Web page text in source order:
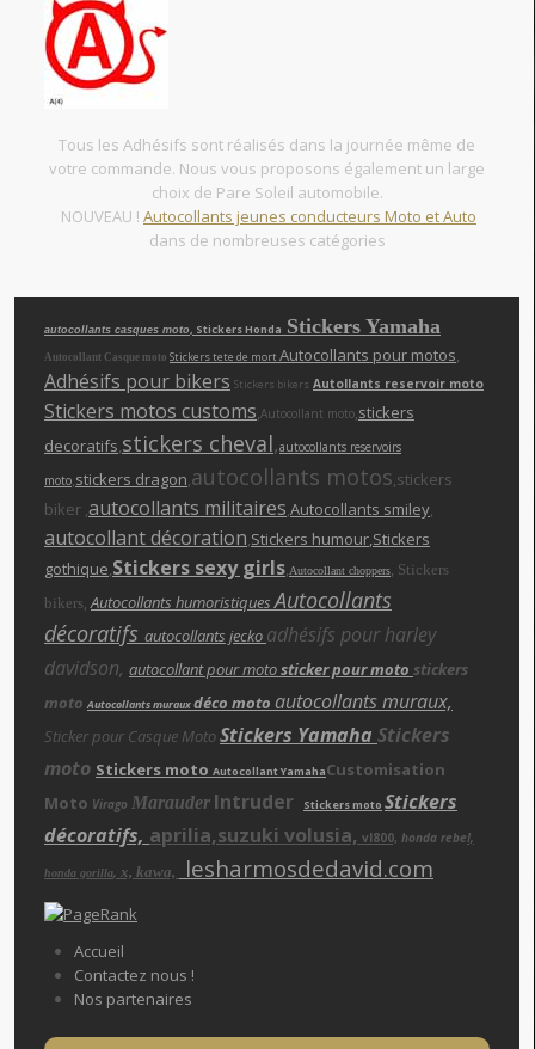
Tous les Adhésifs sont réalisés dans la journée même de
votre commande. Nous vous proposons également un large
choix de Pare Soleil automobile.
NOUVEAU ! Autocollants jeunes conducteurs Moto et Auto
dans de nombreuses catégories
autocollants casques moto, Stickers Honda Stickers Yamaha
Autocollant Casque moto Stickers tete de mortAutocollants pour motos,
Adhésifs pour bikers Stickers bikers Autollants reservoir moto
Stickers motos customs,Autocollant moto,stickers
decoratifs,stickers cheval,autocollants reservoirs
moto,stickers dragon,autocollants motos,stickers
biker ,autocollants militaires,Autocollants smiley,
autocollant décoration,Stickers humour,Stickers
gothique,Stickers sexy girls,Autocollant choppers, Stickers
bikers,Autocollants humoristiquesAutocollants
décoratifs autocollants jecko adhésifs pour harley
davidson, autocollant pour motosticker pour moto stickers
motoAutocollants murauxdéco moto autocollants muraux,
Sticker pour Casque MotoStickers Yamaha Stickers
moto Stickers moto Autocollant YamahaCustomisation
Moto Virago Marauder Intruder Stickers moto Stickers
décoratifs, aprilia,suzuki volusia, vl800, honda rebel,
honda gorilla, x, kawa, lesharmosdedavid.com
Accueil
Contactez nous !
Nos partenaires